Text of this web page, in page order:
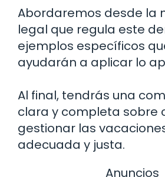
Abordaremos desde la
legal que regula este
ejemplos específicos
ayudarán a aplicar lo
Al final, tendrás una
clara y completa sobre
gestionar las
adecuada y justa.
Anuncios